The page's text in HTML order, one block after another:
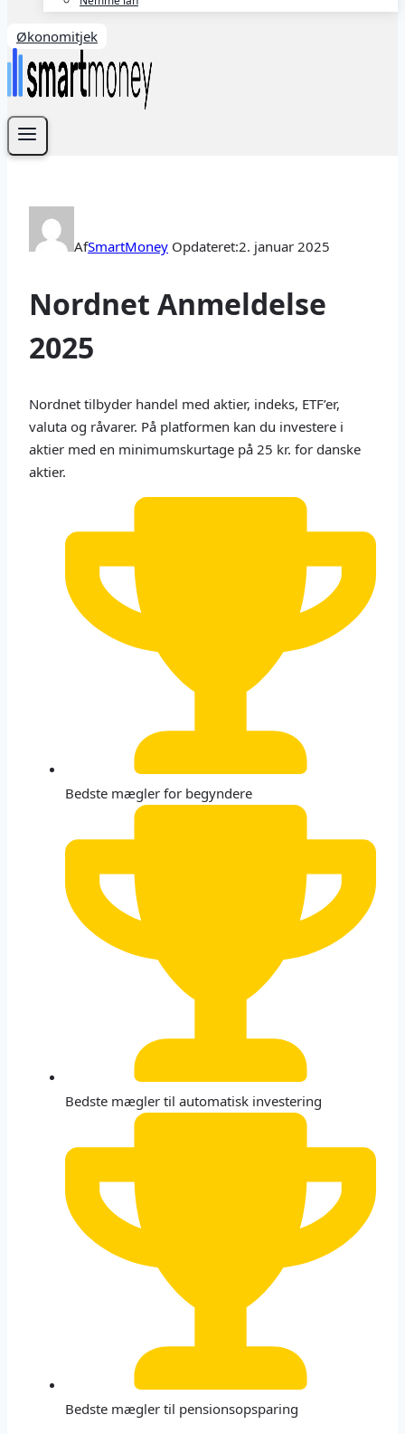
Økonomitjek
AfSmartMoney Opdateret:2. januar 2025
Nordnet Anmeldelse
2025
Nordnet tilbyder handel med aktier, indeks, ETF’er,
valuta og råvarer. På platformen kan du investere i
aktier med en minimumskurtage på 25 kr. for danske
aktier.
Bedste mægler for begyndere
Bedste mægler til automatisk investering
Bedste mægler til pensionsopsparing